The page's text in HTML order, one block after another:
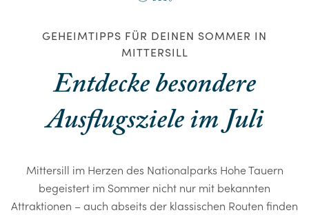
GEHEIMTIPPS FÜR DEINEN SOMMER IN
MITTERSILL
Entdecke besondere
Ausflugsziele im Juli
Mittersill im Herzen des Nationalparks Hohe Tauern
begeistert im Sommer nicht nur mit bekannten
Attraktionen – auch abseits der klassischen Routen finden